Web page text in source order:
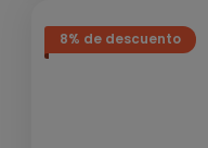
8% de descuento